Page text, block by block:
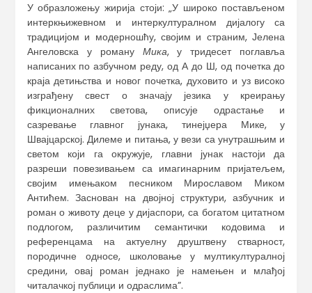
У образложењу жирија стоји: „У широко постављеном
интеркњижевном и интеркултуралном дијалогу са
традицијом и модерношћу, својим и страним, Јелена
Ангеловска у роману Мика, у тридесет поглавља
написаних по азбучном реду, од А до Ш, од почетка до
краја детињства и новог почетка, духовито и уз високо
изграђену свест о значају језика у креирању
фикционалних светова, описује одрастање и
сазревање главног јунака, тинејџера Мике, у
Швајцарској. Дилеме и питања, у вези са унутрашњим и
светом који га окружује, главни јунак настоји да
разреши повезивањем са имагинарним пријатељем,
својим имењаком песником Мирославом Миком
Антићем. Заснован на двојној структури, азбучник и
роман о животу деце у дијаспори, са богатом цитатном
подлогом, различитим семантички кодовима и
референцама на актуелну друштвену стварност,
породичне односе, школовање у мултикултуралној
средини, овај роман једнако је намењен и млађој
читалачкој публици и одраслима”.